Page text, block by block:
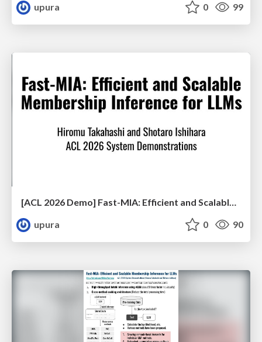
upura
0 99
[ACL 2026 Demo] Fast-MIA: Efficient and Scalable Membership Inference for LLMs
upura
0 90